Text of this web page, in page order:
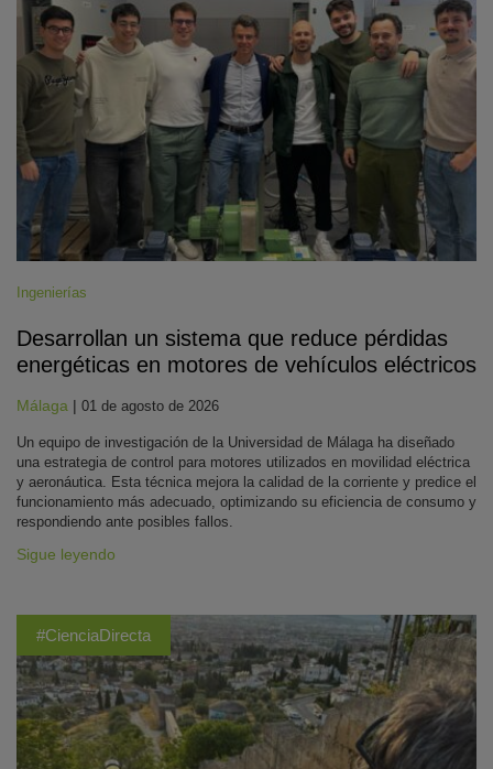
Ingenierías
Desarrollan un sistema que reduce pérdidas
energéticas en motores de vehículos eléctricos
Málaga | 01 de agosto de 2026
Un equipo de investigación de la Universidad de Málaga ha diseñado
una estrategia de control para motores utilizados en movilidad eléctrica
y aeronáutica. Esta técnica mejora la calidad de la corriente y predice el
funcionamiento más adecuado, optimizando su eficiencia de consumo y
respondiendo ante posibles fallos.
Sigue leyendo
#CienciaDirecta